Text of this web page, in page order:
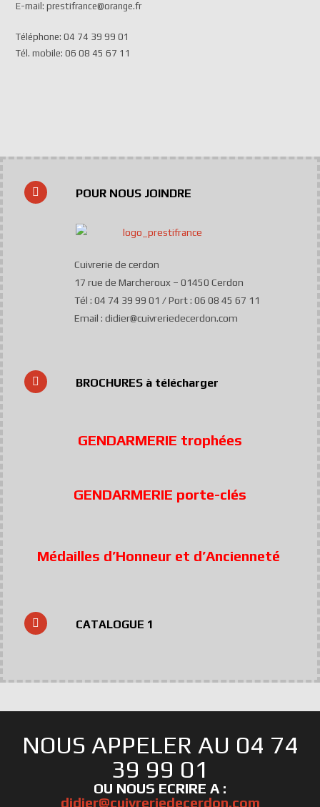
E-mail: prestifrance@orange.fr
Téléphone: 04 74 39 99 01
Tél. mobile: 06 08 45 67 11
POUR NOUS JOINDRE
Cuivrerie de cerdon
17 rue de Marcheroux – 01450 Cerdon
Tél : 04 74 39 99 01 / Port : 06 08 45 67 11
Email : didier@cuivreriedecerdon.com
BROCHURES à télécharger
GENDARMERIE trophées
GENDARMERIE porte-clés
Médailles d’Honneur et d’Ancienneté
CATALOGUE 1
NOUS APPELER AU 04 74
39 99 01
didier@cuivreriedecerdon.com